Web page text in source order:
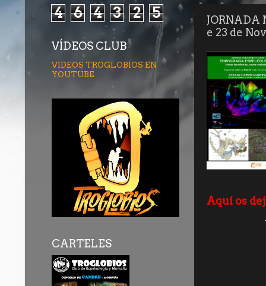
JORNADA
e 23 de
Aquí os
4 6 4 3 2 5
VÍDEOS CLUB
VIDEOS TROGLOBIOS EN
YOUTUBE
CARTELES